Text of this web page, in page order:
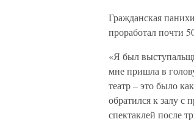
Гражданская
проработал почти
«Я был
мне пришла в
театр – это было
обратился к залу с
спектаклей после